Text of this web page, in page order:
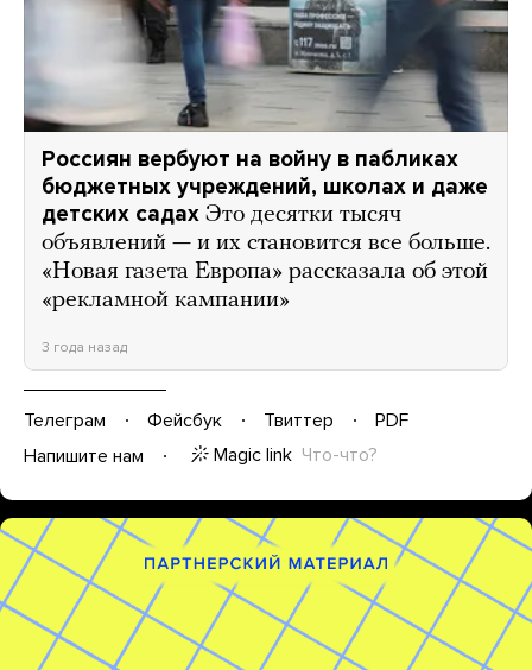
Россиян вербуют на войну в пабликах
бюджетных учреждений, школах и даже
детских садах Это десятки тысяч
объявлений — и их становится все больше.
«Новая газета Европа» рассказала об этой
«рекламной кампании»
3 года назад
Телеграм Фейсбук Твиттер
PDF
Напишите нам
Magic link Что-что?